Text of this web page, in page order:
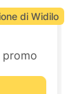
di Widilo